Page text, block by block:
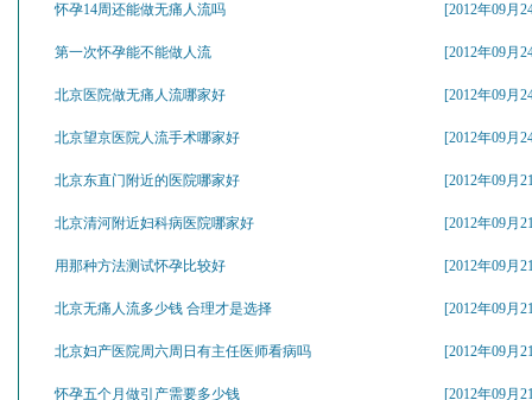
[2012年09月
怀孕14周还能做无痛人流吗
[2012年09月
第一次怀孕能不能做人流
[2012年09月
北京医院做无痛人流哪家好
[2012年09月
北京望京医院人流手术哪家好
[2012年09月
北京东直门附近的医院哪家好
[2012年09月
北京清河附近妇科病医院哪家好
[2012年09月
用那种方法测试怀孕比较好
[2012年09月
北京无痛人流多少钱 合理才是选择
[2012年09月
北京妇产医院周六周日有主任医师看病吗
[2012年09月
怀孕五个月做引产需要多少钱